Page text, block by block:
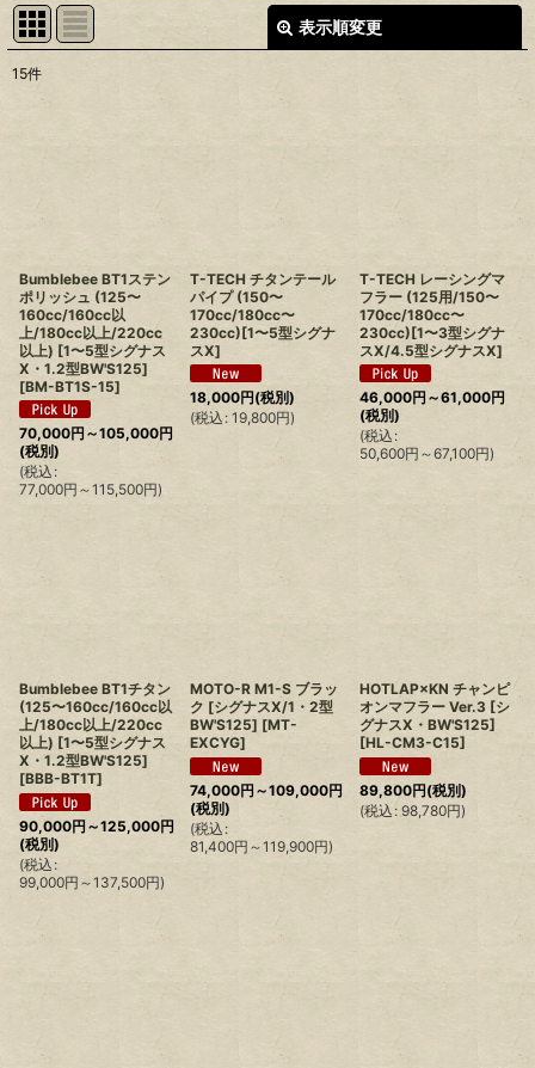
表示順変更
表示数
絞り込む
15件
Bumblebee BT1ステン
ポリッシュ (125〜
160cc/160cc以
上/180cc以上/220cc
以上) [1〜5型シグナス
X・1.2型BW'S125]
[BM-BT1S-15]
70,000円 ～105,000円
(税別)
(税込 :
77,000円 ～115,500円)
T-TECH チタンテール
パイプ (150〜
170cc/180cc〜
230cc)[1〜5型シグナ
スX]
18,000円(税別)
(税込 : 19,800円)
T-TECH レーシングマ
フラー (125用/150〜
170cc/180cc〜
230cc)[1〜3型シグナ
スX/4.5型シグナスX]
46,000円 ～61,000円
(税別)
(税込 :
50,600円 ～67,100円)
Bumblebee BT1チタン
(125〜160cc/160cc以
上/180cc以上/220cc
以上) [1〜5型シグナス
X・1.2型BW'S125]
[BBB-BT1T]
90,000円 ～125,000円
(税別)
(税込 :
99,000円 ～137,500円)
MOTO-R M1-S ブラッ
ク [シグナスX/1・2型
BW'S125] [MT-
EXCYG]
74,000円 ～109,000円
(税別)
(税込 :
81,400円 ～119,900円)
HOTLAP×KN チャンピ
オンマフラー Ver.3 [シ
グナスX・BW'S125]
[HL-CM3-C15]
89,800円(税別)
(税込 : 98,780円)